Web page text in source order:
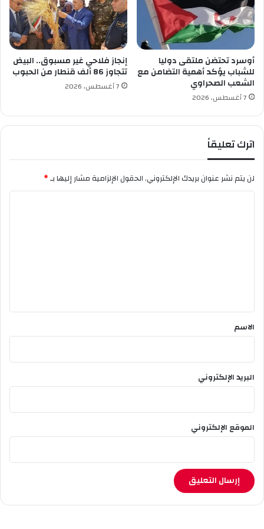
ك
و
م
ي
ة
ف
أ
س
م
ا
ء
م
ج
و
ي
ض
ا
ي
9
أوسرد تحتضن ملتقى دوليا
للشباب يؤكد أهمية التضامن مع
الشعب الصحراوي
7 أغسطس، 2026
إنجاز فلاحي غير مسبوق.. البيض
تتجاوز 86 ألف قنطار من الحبوب
7 أغسطس، 2026
اترك تعليقاً
لن يتم نشر عنوان بريدك الإلكتروني.الحقول الإلزامية مشار إليها بـ*
*
الاسم
البريد الإلكتروني
الموقع الإلكتروني